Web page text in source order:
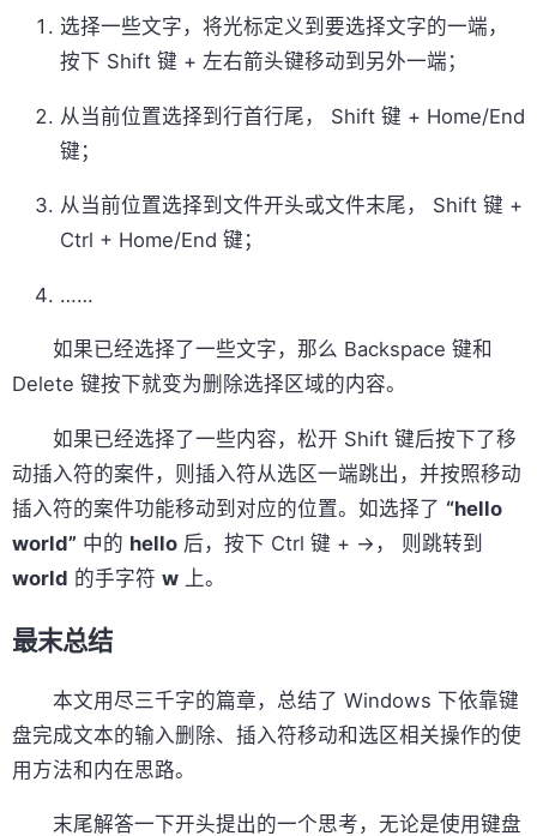
选择一些文字，将光标定义到要选择文字的一端，
按下 Shift 键 + 左右箭头键移动到另外一端；
从当前位置选择到行首行尾， Shift 键 + Home/End
键；
从当前位置选择到文件开头或文件末尾， Shift 键 +
Ctrl + Home/End 键；
……
如果已经选择了一些文字，那么 Backspace 键和
Delete 键按下就变为删除选择区域的内容。
如果已经选择了一些内容，松开 Shift 键后按下了移
动插入符的案件，则插入符从选区一端跳出，并按照移动
插入符的案件功能移动到对应的位置。如选择了 “hello
world” 中的 hello 后，按下 Ctrl 键 + →， 则跳转到
world 的手字符 w 上。
最末总结
本文用尽三千字的篇章，总结了 Windows 下依靠键
盘完成文本的输入删除、插入符移动和选区相关操作的使
用方法和内在思路。
末尾解答一下开头提出的一个思考，无论是使用键盘